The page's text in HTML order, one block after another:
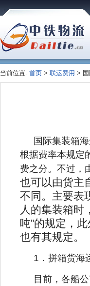
当前位置: 首页 > 联运费用 > 国
国际集装箱
根据费率本规定
费之分。不过，
也可以由货主
不同。主要表
人的集装箱时
吨”的规定，
也有其规定。
1．拼箱货海
目前，各船